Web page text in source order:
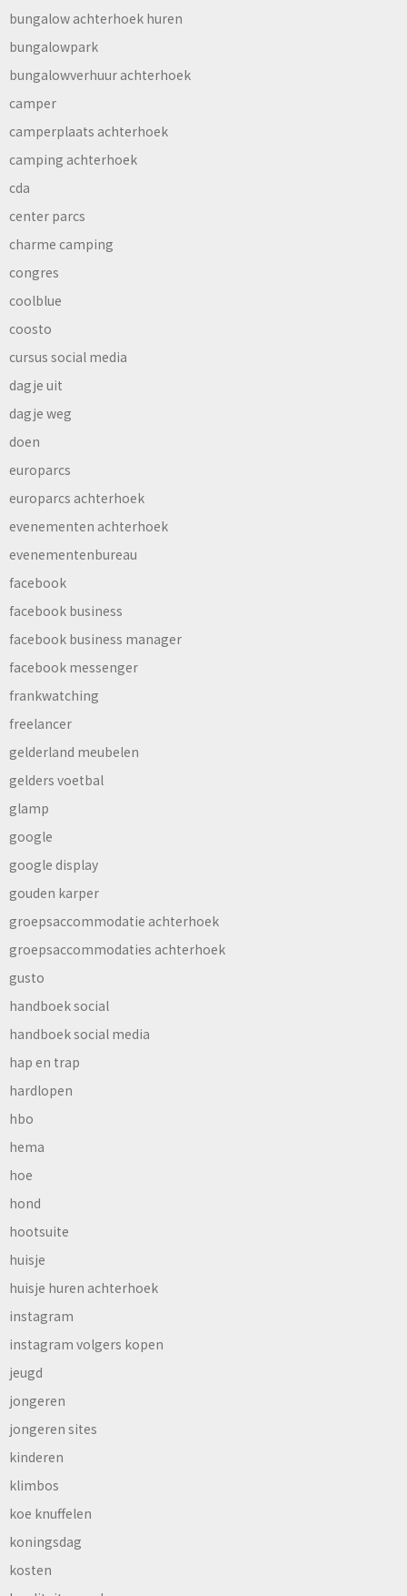
bungalow achterhoek huren
bungalowpark
bungalowverhuur achterhoek
camper
camperplaats achterhoek
camping achterhoek
cda
center parcs
charme camping
congres
coolblue
coosto
cursus social media
dagje uit
dagje weg
doen
europarcs
europarcs achterhoek
evenementen achterhoek
evenementenbureau
facebook
facebook business
facebook business manager
facebook messenger
frankwatching
freelancer
gelderland meubelen
gelders voetbal
glamp
google
google display
gouden karper
groepsaccommodatie achterhoek
groepsaccommodaties achterhoek
gusto
handboek social
handboek social media
hap en trap
hardlopen
hbo
hema
hoe
hond
hootsuite
huisje
huisje huren achterhoek
instagram
instagram volgers kopen
jeugd
jongeren
jongeren sites
kinderen
klimbos
koe knuffelen
koningsdag
kosten